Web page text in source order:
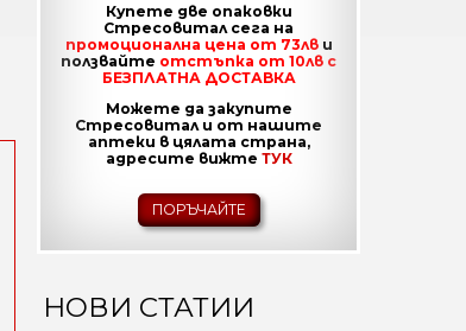
Купете две опаковки
Стресовитал сега на
промоционална цена от 73лви
ползвайте отстъпка от 10лв с
БЕЗПЛАТНА ДОСТАВКА
Можете да закупите
Стресовитал и от нашите
аптеки в цялата страна,
адресите вижте ТУК
ПОРЪЧАЙТЕ
НОВИ СТАТИИ